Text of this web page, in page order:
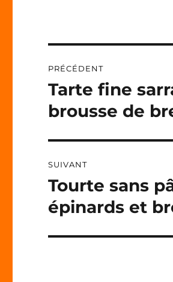
N
T
I
V
E
de
l’article
PRÉCÉDENT
Publication
précédente :
Tarte fine
brousse de
SUIVANT
Publication
suivante :
Tourte sans
épinards et